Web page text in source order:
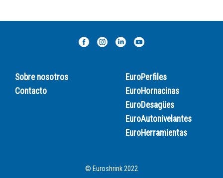
Sobre nosotros
Contacto
EuroPerfiles
EuroHornacinas
EuroDesagües
EuroAutonivelantes
EuroHerramientas
© Euroshrink 2022